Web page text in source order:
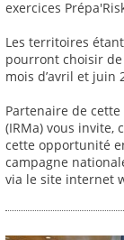
exercices
Les territoires
pourront choisir
mois d’avril et juin
Partenaire de
(IRMa) vous invite,
cette opportunité
campagne
via le site internet